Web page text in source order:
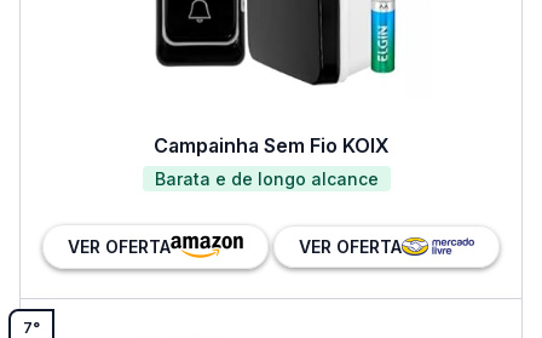
Campainha Sem Fio KOIX
Barata e de longo alcance
VER OFERTA VER OFERTA
7°